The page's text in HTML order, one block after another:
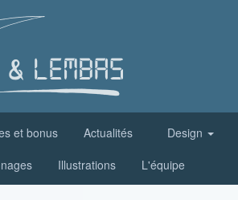
Design
et bonus
Actualités
Illustrations L'équipe